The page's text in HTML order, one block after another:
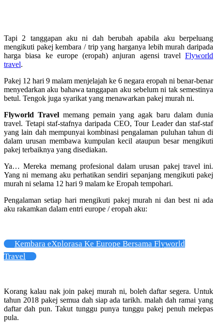
Tapi 2 tanggapan aku ni dah berubah apabila aku berpeluang
mengikuti pakej kembara / trip yang harganya lebih murah daripada
harga biasa ke europe (eropah) anjuran agensi travel Flyworld
travel.
Pakej 12 hari 9 malam menjelajah ke 6 negara eropah ni benar-benar
menyedarkan aku bahawa tanggapan aku sebelum ni tak semestinya
betul. Tengok juga syarikat yang menawarkan pakej murah ni.
Flyworld Travel memang pemain yang agak baru dalam dunia
travel. Tetapi staf-stafnya daripada CEO, Tour Leader dan staf-staf
yang lain dah mempunyai kombinasi pengalaman puluhan tahun di
dalam urusan membawa kumpulan kecil ataupun besar mengikuti
pakej terbaiknya yang disediakan.
Ya… Mereka memang profesional dalam urusan pakej travel ini.
Yang ni memang aku perhatikan sendiri sepanjang mengikuti pakej
murah ni selama 12 hari 9 malam ke Eropah tempohari.
Pengalaman setiap hari mengikuti pakej murah ni dan best ni ada
aku rakamkan dalam entri europe / eropah aku:
Kembara eXplorasa Ke Europe Bersama Flyworld
Travel
Korang kalau nak join pakej murah ni, boleh daftar segera. Untuk
tahun 2018 pakej semua dah siap ada tarikh. malah dah ramai yang
daftar dah pun. Takut tunggu punya tunggu pakej penuh melepas
pula.